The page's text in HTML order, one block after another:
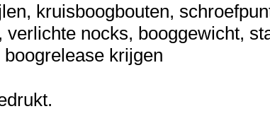
kruisboogbouten,
nocks, booggewicht,
krijgen